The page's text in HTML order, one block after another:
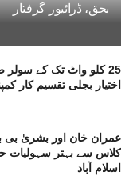
بحق، ڈرائیور گرفتار
25 کلو واٹ تک کے
اختیار بجلی تقسیم کار
عمران خان اور بشریٰ بی
کلاس سے بہتر سہولیات
اسلام آباد